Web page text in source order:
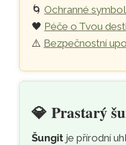
🌀Ochranné
🖤 Péče o Tvou
⚠️ Bezpečnostní
💎Prastarý
Šungit je přírodní